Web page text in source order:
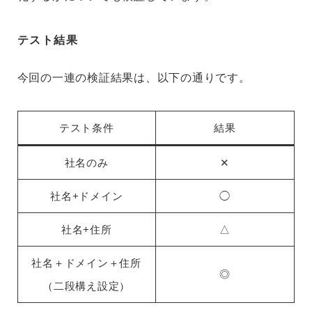
テスト結果
今回の一連の検証結果は、以下の通りです。
テスト条件 結果
社名のみ ✕
社名+ドメイン ◯
社名+住所 △
社名＋ドメイン＋住所
（二段構え設定）
◎